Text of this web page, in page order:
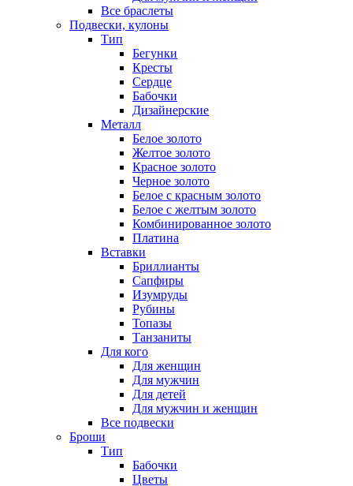
Все браслеты
Подвески, кулоны
Тип
Бегунки
Кресты
Сердце
Бабочки
Дизайнерские
Металл
Белое золото
Желтое золото
Красное золото
Черное золото
Белое с красным золото
Белое с желтым золото
Комбинированное золото
Платина
Вставки
Бриллианты
Сапфиры
Изумруды
Рубины
Топазы
Танзаниты
Для кого
Для женщин
Для мужчин
Для детей
Для мужчин и женщин
Все подвески
Броши
Тип
Бабочки
Цветы